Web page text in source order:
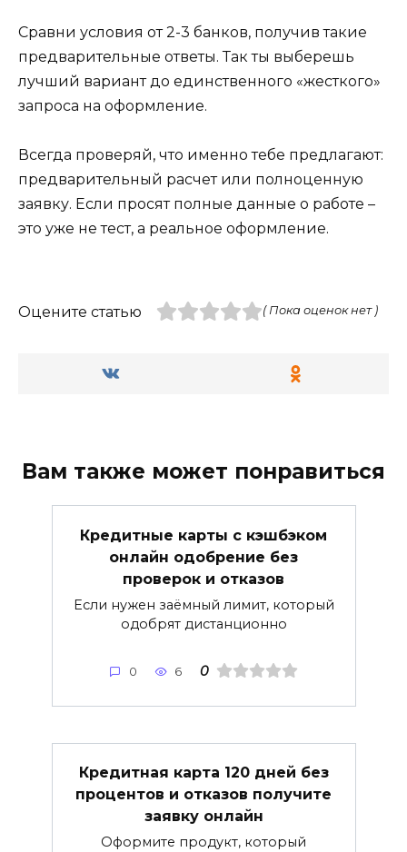
Сравни условия от 2-3 банков, получив такие
предварительные ответы. Так ты выберешь
лучший вариант до единственного «жесткого»
запроса на оформление.
Всегда проверяй, что именно тебе предлагают:
предварительный расчет или полноценную
заявку. Если просят полные данные о работе –
это уже не тест, а реальное оформление.
Оцените статью ( Пока оценок нет )
Вам также может понравиться
Кредитные карты с кэшбэком
онлайн одобрение без
проверок и отказов
Если нужен заёмный лимит, который
одобрят дистанционно
0 6 0
Кредитная карта 120 дней без
процентов и отказов получите
заявку онлайн
Оформите продукт, который